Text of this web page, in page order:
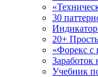
30
20+
«Форекс
Учебник